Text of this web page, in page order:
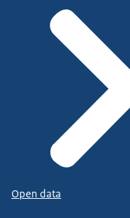
Open data